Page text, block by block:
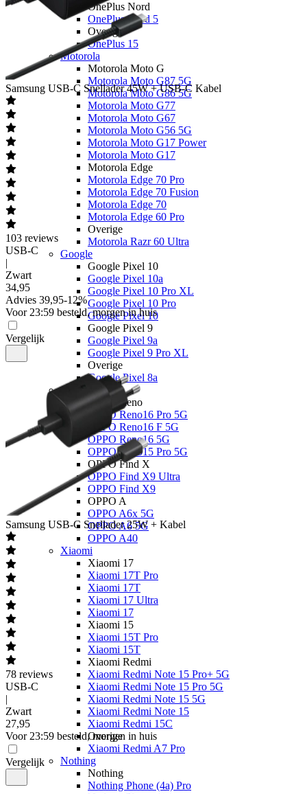
OnePlus Nord
OnePlus Nord 5
Overige
OnePlus 15
Motorola
Motorola Moto G
Motorola Moto G87 5G
Motorola Moto G86 5G
Motorola Moto G77
Motorola Moto G67
Motorola Moto G56 5G
Motorola Moto G17 Power
Motorola Moto G17
Motorola Edge
Motorola Edge 70 Pro
Motorola Edge 70 Fusion
Motorola Edge 70
Motorola Edge 60 Pro
Overige
Motorola Razr 60 Ultra
Google
Google Pixel 10
Google Pixel 10a
Google Pixel 10 Pro XL
Google Pixel 10 Pro
Google Pixel 10
Google Pixel 9
Google Pixel 9a
Google Pixel 9 Pro XL
Overige
Google Pixel 8a
OPPO
OPPO Reno
OPPO Reno16 Pro 5G
OPPO Reno16 F 5G
OPPO Reno16 5G
OPPO Reno15 Pro 5G
OPPO Find X
OPPO Find X9 Ultra
OPPO Find X9
OPPO A
OPPO A6x 5G
OPPO A6 5G
OPPO A40
Xiaomi
Xiaomi 17
Xiaomi 17T Pro
Xiaomi 17T
Xiaomi 17 Ultra
Xiaomi 17
Xiaomi 15
Xiaomi 15T Pro
Xiaomi 15T
Xiaomi Redmi
Xiaomi Redmi Note 15 Pro+ 5G
Xiaomi Redmi Note 15 Pro 5G
Xiaomi Redmi Note 15 5G
Xiaomi Redmi Note 15
Xiaomi Redmi 15C
Overige
Xiaomi Redmi A7 Pro
Nothing
Nothing
Nothing Phone (4a) Pro
Samsung USB-C Snellader 45W + USB-C Kabel
103 reviews
USB-C
|
Zwart
34,95
Advies 39,95-12%
Voor 23:59 besteld, morgen in huis
Vergelijk
Samsung USB-C Snellader 25W + Kabel
78 reviews
USB-C
|
Zwart
27,95
Voor 23:59 besteld, morgen in huis
Vergelijk